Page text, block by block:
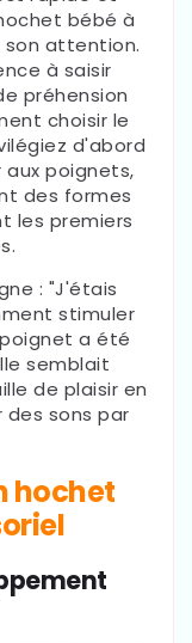
bébé à
attention.
à saisir
préhension
choisir le
d'abord
poignets,
des formes
les premiers
: "J'étais
stimuler
a été
semblait
de plaisir en
sons par
hochet